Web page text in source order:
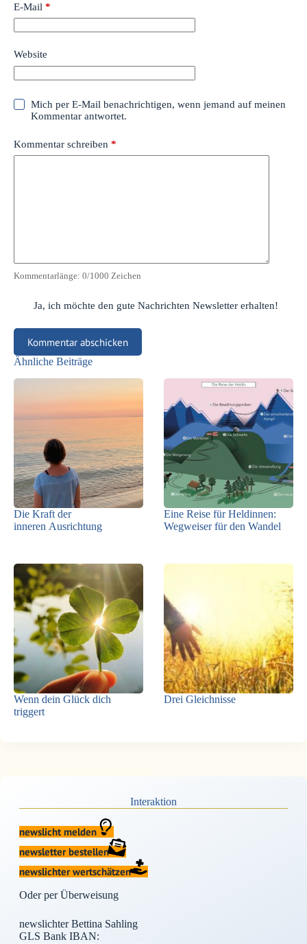
E-Mail *
Website
Mich per E-Mail benachrichtigen, wenn jemand auf meinen
Kommentar antwortet.
Kommentar schreiben *
Kommentarlänge: 0/1000 Zeichen
Ja, ich möchte den gute Nachrichten Newsletter erhalten!
Kommentar abschicken
Ähnliche Beiträge
Die Kraft der
inneren Ausrichtung
Eine Reise für Heldinnen:
Wegweiser für den Wandel
Wenn dein Glück dich
triggert
Drei Gleichnisse
Interaktion
newslicht melden
newsletter bestellen
newslichter wertschätzen
Oder per Überweisung
newslichter Bettina Sahling
GLS Bank IBAN: